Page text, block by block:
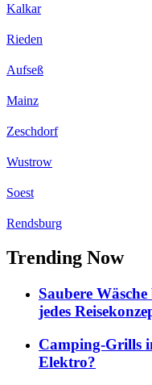
Kalkar
Rieden
Aufseß
Mainz
Zeschdorf
Wustrow
Soest
Rendsburg
Trending Now
Saubere
jedes
Camping-Grills
Elektro?